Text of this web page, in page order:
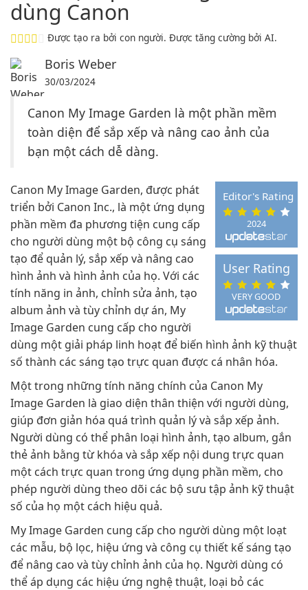
dùng Canon
Được tạo ra bởi con người. Được tăng cường bởi AI.
Boris Weber
30/03/2024
Canon My Image Garden là một phần mềm
toàn diện để sắp xếp và nâng cao ảnh của
bạn một cách dễ dàng.
2024
Editor's Rating
VERY GOOD
User Rating
Canon My Image Garden, được phát
triển bởi Canon Inc., là một ứng dụng
phần mềm đa phương tiện cung cấp
cho người dùng một bộ công cụ sáng
tạo để quản lý, sắp xếp và nâng cao
hình ảnh và hình ảnh của họ. Với các
tính năng in ảnh, chỉnh sửa ảnh, tạo
album ảnh và tùy chỉnh dự án, My
Image Garden cung cấp cho người
dùng một giải pháp linh hoạt để biến hình ảnh kỹ thuật
số thành các sáng tạo trực quan được cá nhân hóa.
Một trong những tính năng chính của Canon My
Image Garden là giao diện thân thiện với người dùng,
giúp đơn giản hóa quá trình quản lý và sắp xếp ảnh.
Người dùng có thể phân loại hình ảnh, tạo album, gắn
thẻ ảnh bằng từ khóa và sắp xếp nội dung trực quan
một cách trực quan trong ứng dụng phần mềm, cho
phép người dùng theo dõi các bộ sưu tập ảnh kỹ thuật
số của họ một cách hiệu quả.
My Image Garden cung cấp cho người dùng một loạt
các mẫu, bộ lọc, hiệu ứng và công cụ thiết kế sáng tạo
để nâng cao và tùy chỉnh ảnh của họ. Người dùng có
thể áp dụng các hiệu ứng nghệ thuật, loại bỏ các